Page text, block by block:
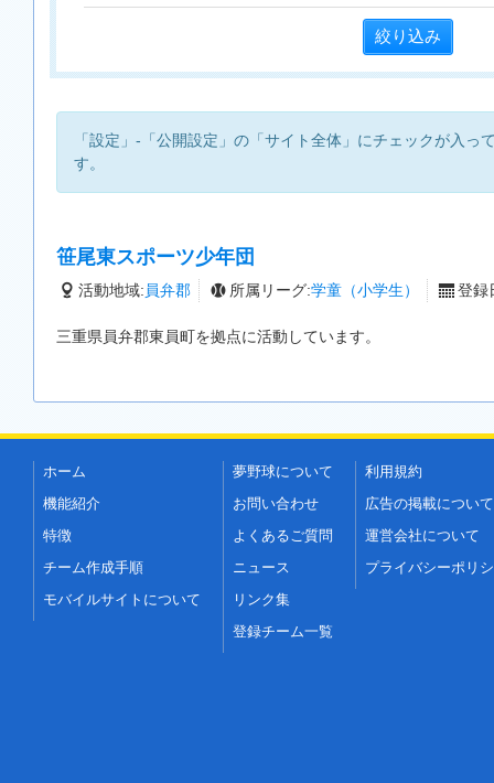
「設定」-「公開設定」の「サイト全体」にチェックが入っ
す。
笹尾東スポーツ少年団
活動地域:員弁郡 所属リーグ:学童（小学生） 登録
三重県員弁郡東員町を拠点に活動しています。
ホーム
機能紹介
特徴
チーム作成手順
モバイルサイトについて
夢野球について
お問い合わせ
よくあるご質問
ニュース
リンク集
登録チーム一覧
利用規約
広告の掲載について
運営会社について
プライバシーポリ